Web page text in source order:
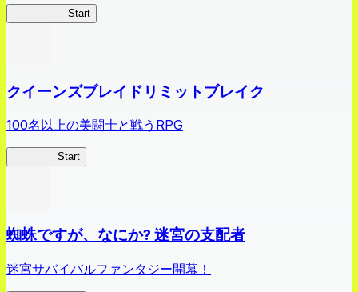
Start
クイーンズブレイドリミットブレイク
100名以上の美闘士と戦うRPG
Start
蜘蛛ですが、なにか? 迷宮の支配者
迷宮サバイバルファンタジー開幕！